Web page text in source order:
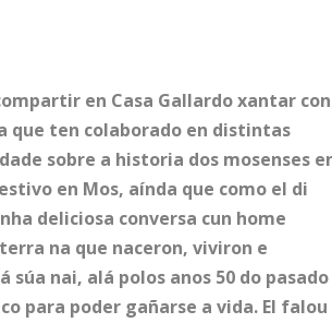
en Casa Gallardo xantar con
que ten colaborado en distintas
sobre a historia dos mosenses
en Mos, aínda que como el di
deliciosa conversa cun home
na que naceron, viviron e
nai, alá polos anos 50 do pasado
para poder gañarse a vida. El falou